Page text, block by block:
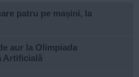
patru pe mașini, la
aur la Olimpiada
Artificială